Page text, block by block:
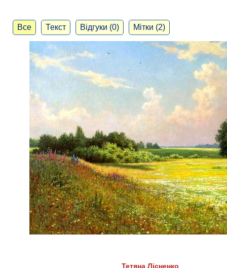
Все Текст Відгуки (0) Мітки (2)
Тетяна Лісненко